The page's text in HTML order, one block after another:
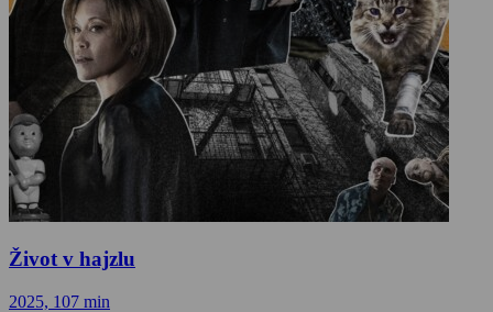
Život v hajzlu
2025, 107 min